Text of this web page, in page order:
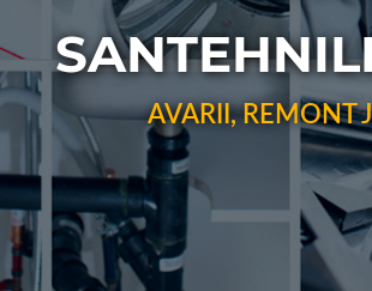
AVARII, REMONT